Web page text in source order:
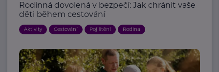
Rodinná dovolená v bezpečí: Jak chránit vaše
děti během cestování
Aktivity Cestování Pojištění Rodina